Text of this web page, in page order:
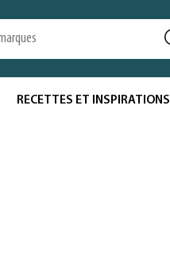
RECETTES ET INSPIRATIONS